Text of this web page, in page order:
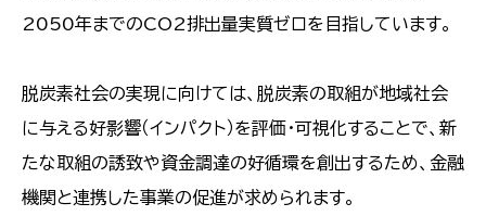
2050年までのCO2排出量実質ゼロを目指しています。
脱炭素社会の実現に向けては、脱炭素の取組が地域社会
に与える好影響（インパクト）を評価・可視化することで、新
たな取組の誘致や資金調達の好循環を創出するため、金融
機関と連携した事業の促進が求められます。